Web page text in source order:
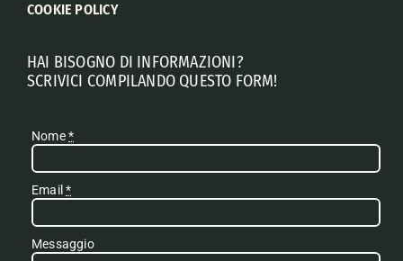
COOKIE POLICY
HAI BISOGNO DI INFORMAZIONI?
SCRIVICI COMPILANDO QUESTO FORM!
Nome*
Email*
Messaggio